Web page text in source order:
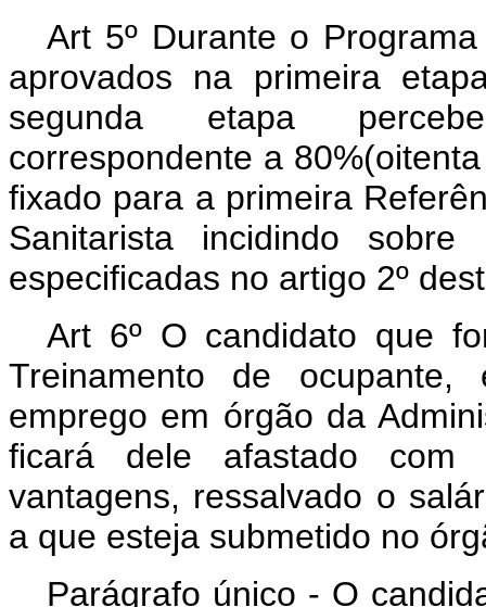
Art 5º Durante o
aprovados na primeira
segunda etapa
correspondente a
fixado para a primeira
Sanitarista incidindo
especificadas no artigo 2º
Art 6º O candidato que
Treinamento de
emprego em órgão da
ficará dele afastado com
vantagens, ressalvado o
a que esteja submetido no
Parágrafo único - O